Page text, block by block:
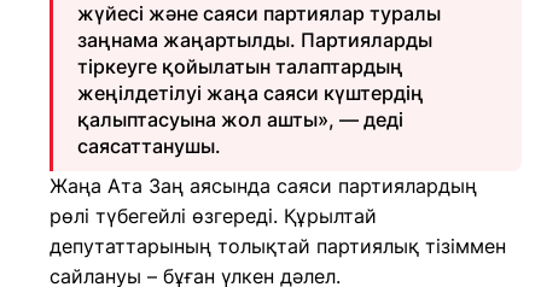
жүйесі және саяси партиялар туралы
заңнама жаңартылды. Партияларды
тіркеуге қойылатын талаптардың
жеңілдетілуі жаңа саяси күштердің
қалыптасуына жол ашты», — деді
саясаттанушы.
Жаңа Ата Заң аясында саяси партиялардың
рөлі түбегейлі өзгереді. Құрылтай
депутаттарының толықтай партиялық тізіммен
сайлануы – бұған үлкен дәлел.